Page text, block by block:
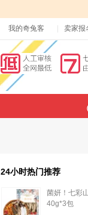
我的奇兔客 卖家报
24小时热门推荐
菌妍！七彩
40g*3包